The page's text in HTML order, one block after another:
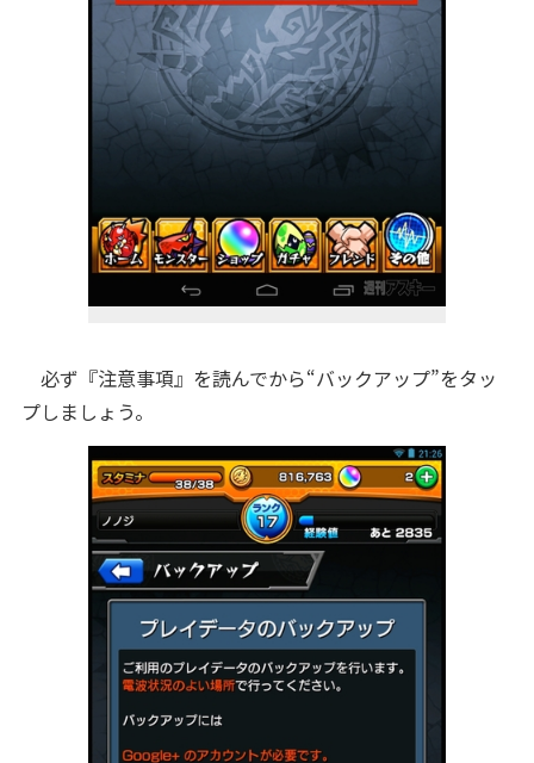
必ず『注意事項』を読んでから“バックアップ”をタッ
プしましょう。